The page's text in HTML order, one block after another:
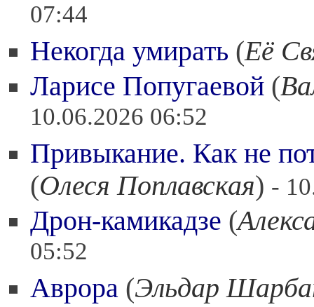
07:44
Некогда умирать (Её
Ларисе Попугаевой (
10.06.2026 06:52
Привыкание. Как не
(Олеся Поплавская) -
Дрон-камикадзе (
05:52
Аврора (Эльдар